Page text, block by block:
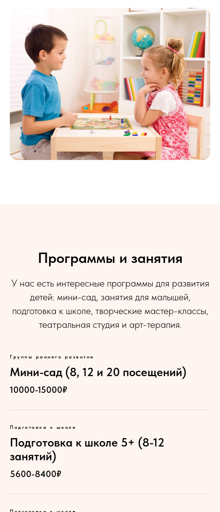
Программы и занятия
У нас есть интересные программы для развития
детей: мини-сад, занятия для малышей,
подготовка к школе, творческие мастер-классы,
театральная студия и арт-терапия.
Группы раннего развития
Мини-сад (8, 12 и 20 посещений)
10000-15000₽
Подготовка к школе
Подготовка к школе 5+ (8-12
занятий)
5600-8400₽